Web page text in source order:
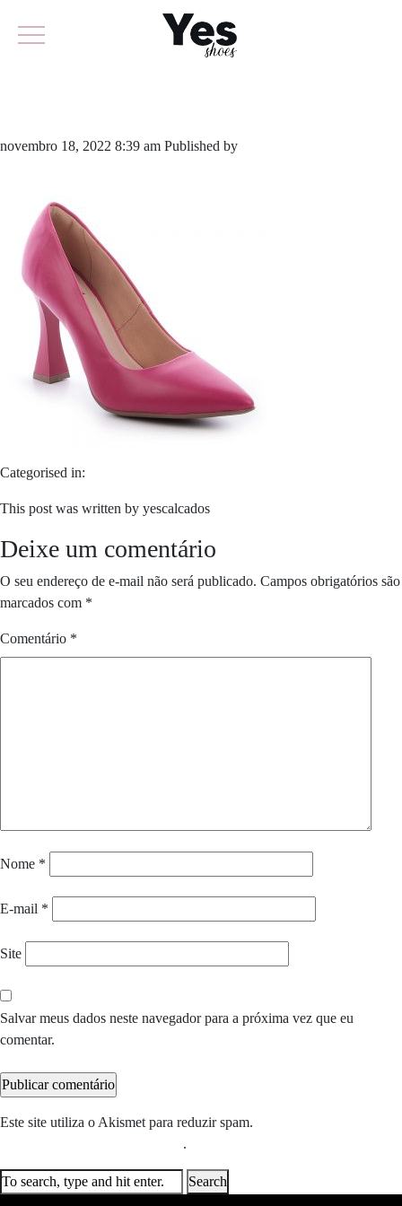
novembro 18, 2022 8:39 am Published by
Categorised in:
This post was written by yescalcados
Deixe um comentário
O seu endereço de e-mail não será publicado. Campos obrigatórios são
marcados com *
Comentário *
Nome *
E-mail *
Site
Salvar meus dados neste navegador para a próxima vez que eu
comentar.
Este site utiliza o Akismet para reduzir spam.
.
Search